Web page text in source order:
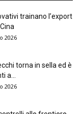
trainano l’export
2026
torna in sella ed è
a...
2026